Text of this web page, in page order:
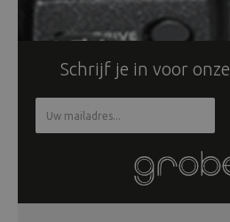
Schrijf je in voor